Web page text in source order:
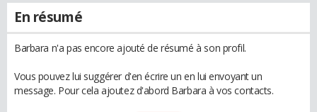
En résumé
Barbara n'a pas encore ajouté de résumé à son profil.
Vous pouvez lui suggérer d'en écrire un en lui envoyant un
message. Pour cela ajoutez d'abord Barbara à vos contacts.